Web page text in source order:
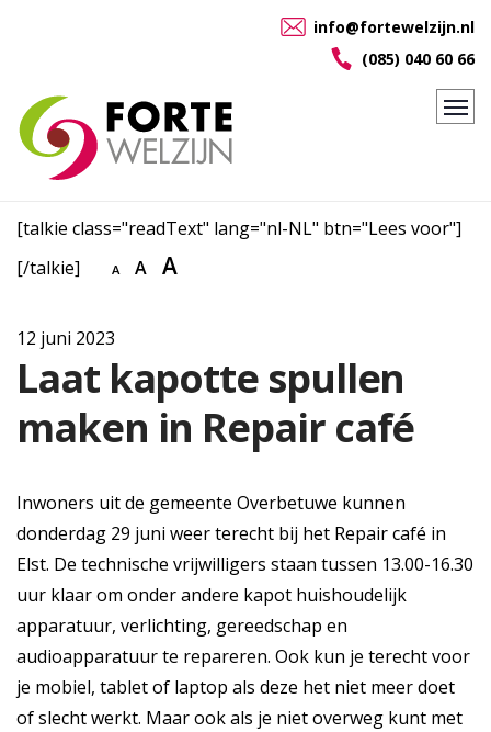
info@fortewelzijn.nl
(085) 040 60 66
[talkie class="readText" lang="nl-NL" btn="Lees voor"]
[/talkie]
A A A
12 juni 2023
Laat kapotte spullen
maken in Repair café
Inwoners uit de gemeente Overbetuwe kunnen
donderdag 29 juni weer terecht bij het Repair café in
Elst. De technische vrijwilligers staan tussen 13.00-16.30
uur klaar om onder andere kapot huishoudelijk
apparatuur, verlichting, gereedschap en
audioapparatuur te repareren. Ook kun je terecht voor
je mobiel, tablet of laptop als deze het niet meer doet
of slecht werkt. Maar ook als je niet overweg kunt met